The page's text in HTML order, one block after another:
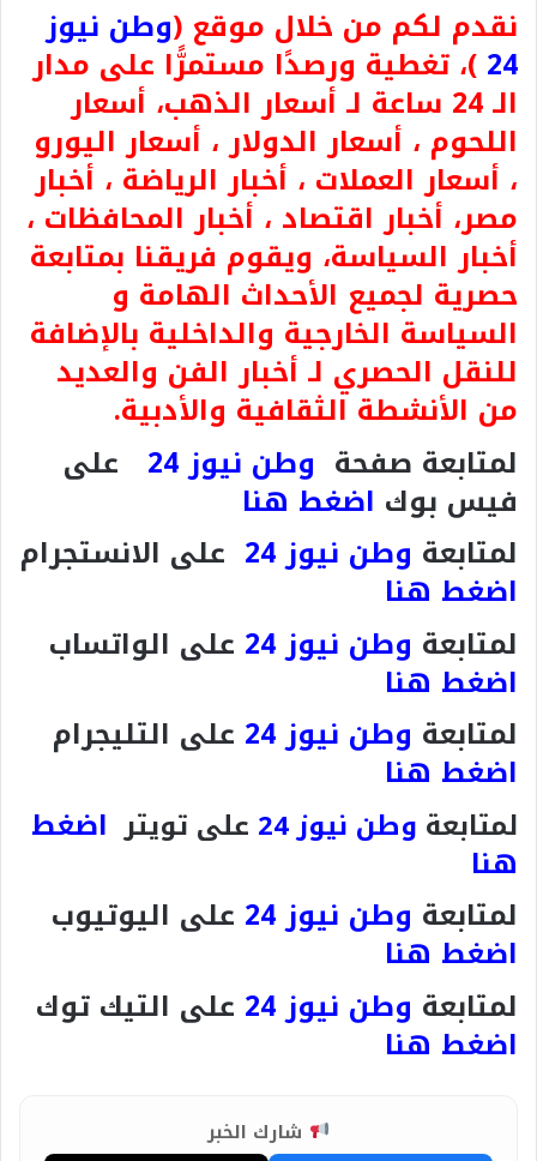
نقدم لكم من خلال موقع (وطن نيوز
24 )، تغطية ورصدًا مستمرًّا على مدار
الـ 24 ساعة لـ أسعار الذهب، أسعار
اللحوم ، أسعار الدولار ، أسعار اليورو
، أسعار العملات ، أخبار الرياضة ، أخبار
مصر، أخبار اقتصاد ، أخبار المحافظات ،
أخبار السياسة، ويقوم فريقنا بمتابعة
حصرية لجميع الأحداث الهامة و
السياسة الخارجية والداخلية بالإضافة
للنقل الحصري لـ أخبار الفن والعديد
من الأنشطة الثقافية والأدبية.
لمتابعة صفحة وطن نيوز 24 على
فيس بوك اضغط هنا
لمتابعة وطن نيوز 24 على الانستجرام
اضغط هنا
لمتابعة وطن نيوز 24 على الواتساب
اضغط هنا
لمتابعة وطن نيوز 24 على التليجرام
اضغط هنا
لمتابعة وطن نيوز 24 على تويتر اضغط
هنا
لمتابعة وطن نيوز 24 على اليوتيوب
اضغط هنا
لمتابعة وطن نيوز 24 على التيك توك
اضغط هنا
شارك الخبر